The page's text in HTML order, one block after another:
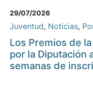
29/07/2026
Juventud, Noticias,
Los Premios de
por la Diputación
semanas de